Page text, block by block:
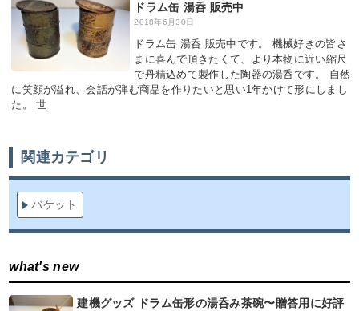
ドラム缶 湯呑 販売中
2018年6月30日
ドラム缶 湯呑 販売中です。 機械好きの皆さ
まに喜んで頂きたくて、より本物に近い縮尺
で丹精込めて製作した陶器の湯呑です。 自然
に笑顔が溢れ、会話が弾む商品を作りたいと思い1年かけて形にしまし
た。 世
関連カテゴリ
バケット
what's new
建機グッズ ドラム缶形の湯呑み茶碗〜贈答用に好評